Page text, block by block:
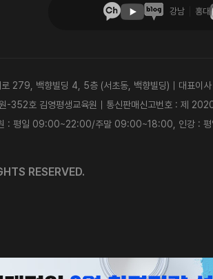
강남 홍대
로 279, 백향빌딩 4, 5층 (서초동, 백향빌딩)｜대표
-352호 김영평생교육원｜통신판매신고번호 : 제
: 평일 09:00~22:00/주말 09:00~18:00, 인강 : 평
RESERVED.